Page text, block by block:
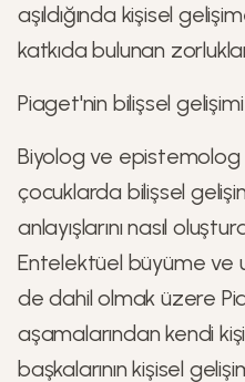
aşıldığında kişisel
katkıda bulunan
Piaget'nin bilişsel gelişimi
Biyolog ve epistemolog
çocuklarda bilişsel
anlayışlarını nasıl
Entelektüel büyüme
de dahil olmak üzere
aşamalarından kendi
başkalarının kişisel